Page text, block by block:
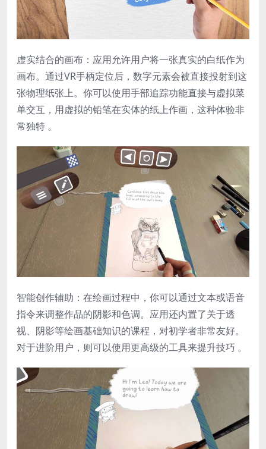
​虚实结合的画布​：应用允许用户将一张真实的白纸作为
画布。通过VR手柄定位后，数字元素会被直接投射到这
张物理纸张上。你可以使用手部追踪功能直接与虚拟菜
单交互，用虚拟的铅笔在实体的纸上作画，这种体验非
常独特 。
​智能创作辅助​：在绘画过程中，你可以通过文本或语音
指令来调整作品的阴影和色调。应用还内置了关于透
视、阴影等绘画基础知识的课程，对初学者非常友好。
对于进阶用户，则可以使用更高级的工具来提升技巧 。